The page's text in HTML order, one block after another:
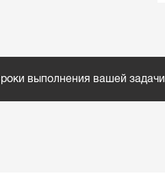
выполнения вашей задачи